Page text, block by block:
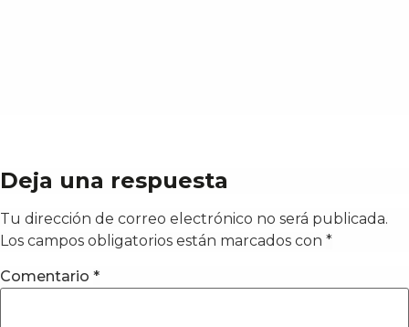
Deja una respuesta
Tu dirección de correo electrónico no será publicada.
Los campos obligatorios están marcados con *
Comentario *